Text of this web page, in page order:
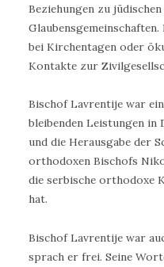
Beziehungen zu
bei Kirchentagen oder
Kontakte zur
Bischof Lavrentije war
bleibenden Leistungen
und die Herausgabe der
orthodoxen Bischofs
die serbische orthodoxe
hat.
Bischof Lavrentije war
sprach er frei. Seine